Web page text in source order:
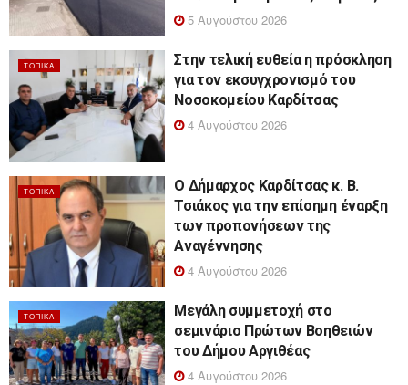
5 Αυγούστου 2026
ΤΟΠΙΚΆ
Στην τελική ευθεία η πρόσκληση
για τον εκσυγχρονισμό του
Νοσοκομείου Καρδίτσας
4 Αυγούστου 2026
ΤΟΠΙΚΆ
Ο Δήμαρχος Καρδίτσας κ. Β.
Τσιάκος για την επίσημη έναρξη
των προπονήσεων της
Αναγέννησης
4 Αυγούστου 2026
ΤΟΠΙΚΆ
Μεγάλη συμμετοχή στο
σεμινάριο Πρώτων Βοηθειών
του Δήμου Αργιθέας
4 Αυγούστου 2026